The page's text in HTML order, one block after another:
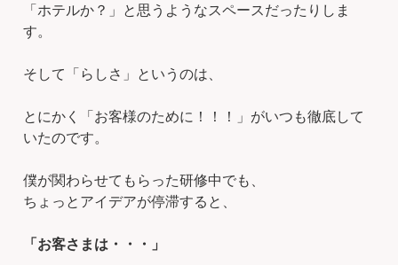
「ホテルか？」と思うようなスペースだったりしま
す。
そして「らしさ」というのは、
とにかく「お客様のために！！！」がいつも徹底して
いたのです。
僕が関わらせてもらった研修中でも、
ちょっとアイデアが停滞すると、
「お客さまは・・・」